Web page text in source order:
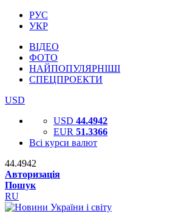
РУС
УКР
ВІДЕО
ФОТО
НАЙПОПУЛЯРНІШІ
СПЕЦПРОЕКТИ
USD
USD 44.4942
EUR 51.3366
Всі курси валют
44.4942
Авторизація
Пошук
RU